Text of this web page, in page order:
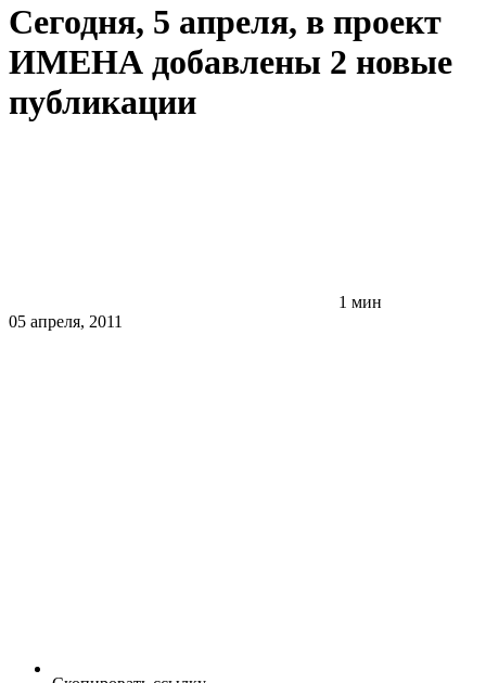
Сегодня, 5 апреля, в проект
ИМЕНА добавлены 2 новые
публикации
1 мин
05 апреля, 2011